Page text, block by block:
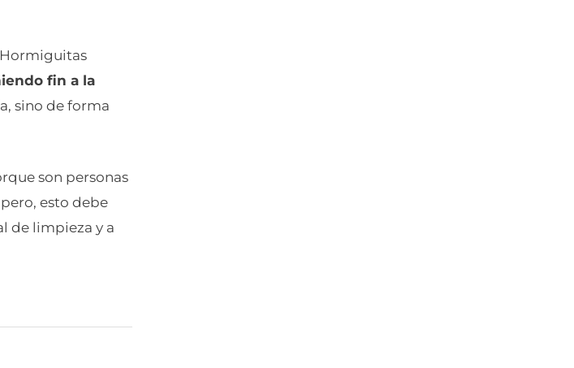
fin a la
sino de forma
son personas
esto debe
de limpieza y a